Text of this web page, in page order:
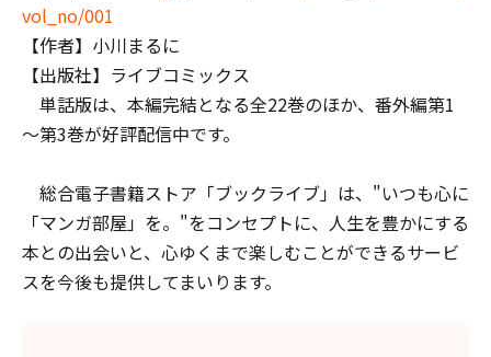
vol_no/001
【作者】小川まるに
【出版社】ライブコミックス
単話版は、本編完結となる全22巻のほか、番外編第1
～第3巻が好評配信中です。
総合電子書籍ストア「ブックライブ」は、"いつも心に
「マンガ部屋」を。"をコンセプトに、人生を豊かにする
本との出会いと、心ゆくまで楽しむことができるサービ
スを今後も提供してまいります。